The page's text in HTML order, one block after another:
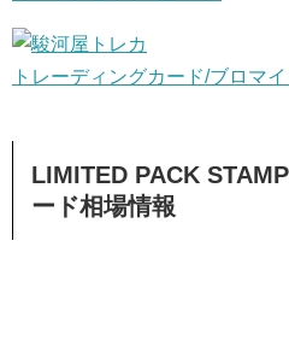
トレーディングカード/ブロマ
LIMITED PACK
ード相場情報